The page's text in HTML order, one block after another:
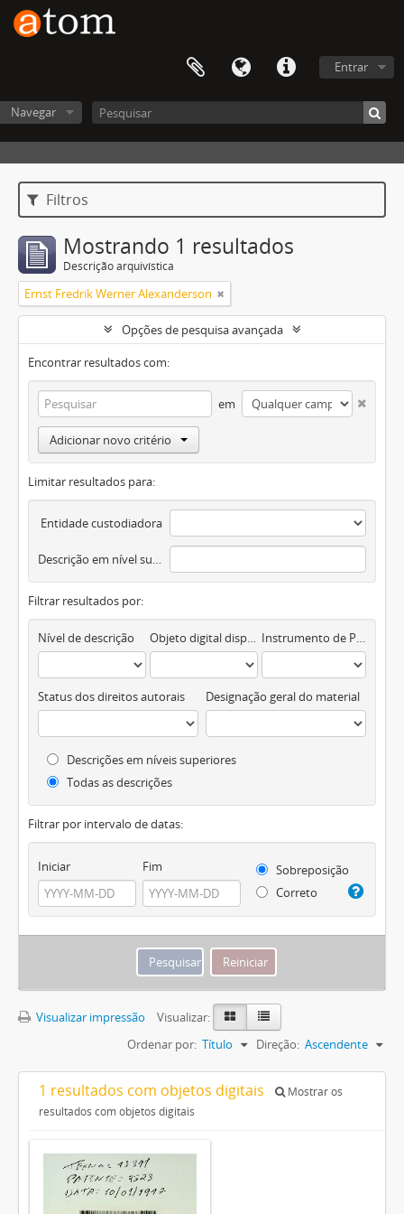
Entrar
Navegar
Filtros
Mostrando 1 resultados
Descrição arquivística
Ernst Fredrik Werner Alexanderson
Opções de pesquisa avançada
Encontrar resultados com:
em
Adicionar novo critério
Limitar resultados para:
Entidade custodiadora
Descrição em nível superior
Filtrar resultados por:
Nível de descrição Objeto digital disponível Instrumento de Pesquisa
Status dos direitos autorais Designação geral do material
Descrições em níveis superiores
Todas as descrições
Filtrar por intervalo de datas:
Iniciar Fim
Sobreposição
Correto
Visualizar impressão
Visualizar:
Ordenar por: Título Direção: Ascendente
1 resultados com objetos digitais
Mostrar os
resultados com objetos digitais